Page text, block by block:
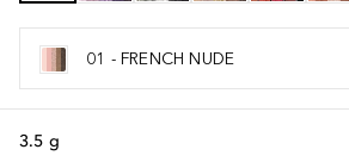
01 - FRENCH NUDE
3.5 g